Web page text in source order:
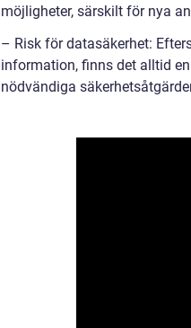
möjligheter, särskilt för nya
– Risk för datasäkerhet:
information, finns det alltid
nödvändiga